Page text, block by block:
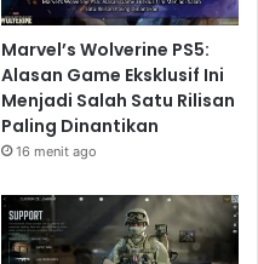
Marvel’s Wolverine PS5:
Alasan Game Eksklusif Ini
Menjadi Salah Satu Rilisan
Paling Dinantikan
16 menit ago